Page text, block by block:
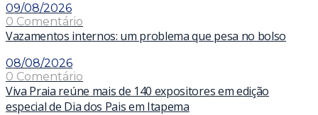
09/08/2026
0 Comentário
Vazamentos internos: um problema que pesa no bolso
08/08/2026
0 Comentário
Viva Praia reúne mais de 140 expositores em edição
especial de Dia dos Pais em Itapema